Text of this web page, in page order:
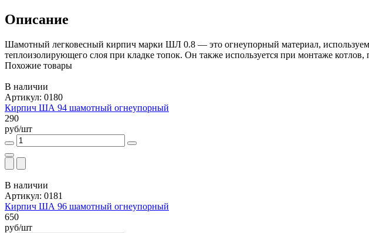
Описание
Шамотный легковесный кирпич марки ШЛ 0.8 — это огнеупорный материал,
теплоизолирующего слоя при кладке топок. Он также используется при монтаже
Похожие товары
В наличии
Артикул: 0180
Кирпич ША 94 шамотный огнеупорный
290
руб/шт
В наличии
Артикул: 0181
Кирпич ША 96 шамотный огнеупорный
650
руб/шт